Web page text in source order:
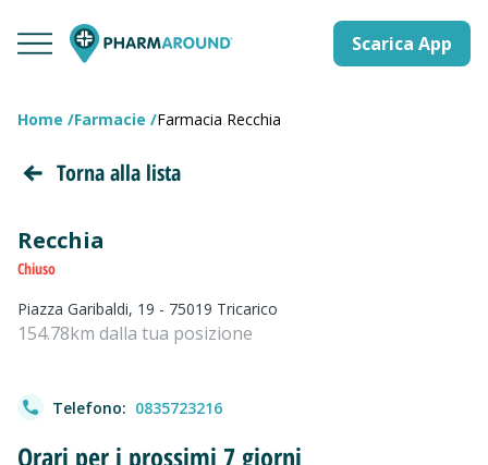
Scarica App
Home Farmacie Farmacia Recchia
Torna alla lista
Recchia
Chiuso
Piazza Garibaldi, 19 - 75019 Tricarico
154.78km dalla tua posizione
Telefono: 0835723216
Orari per i prossimi 7 giorni